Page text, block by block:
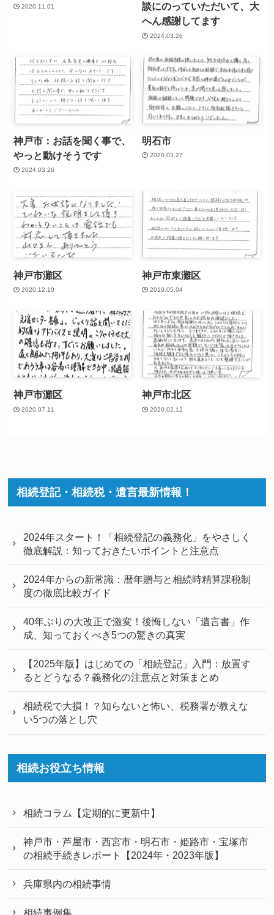
2020.11.01
談にのっていただいて、大
へん感謝してます
2024.03.26
神戸市：お話を聞く事で、
やっと動けそうです
2024.03.26
明石市
2020.03.27
神戸市灘区
2020.12.10
神戸市東灘区
2019.05.04
神戸市灘区
2020.07.11
神戸市北区
2020.02.12
相続登記・相続税・遺言最新情報！
2024年スタート！「相続登記の義務化」をやさしく
徹底解説：知っておきたいポイントと注意点
2024年からの新常識：暦年贈与と相続時精算課税制
度の徹底比較ガイド
40年ぶりの大改正で激変！後悔しない「遺言書」作
成、知っておくべき5つの驚きの真実
【2025年版】はじめての「相続登記」入門：放置す
るとどうなる？義務化の注意点と対策まとめ
相続税で大損！？知らないと怖い、税務署が教えな
い5つの落とし穴
相続お役立ち情報
相続コラム【定期的に更新中】
神戸市・芦屋市・西宮市・明石市・姫路市・宝塚市
の相続手続きレポート【2024年・2023年版】
兵庫県内の相続事情
相続事例集